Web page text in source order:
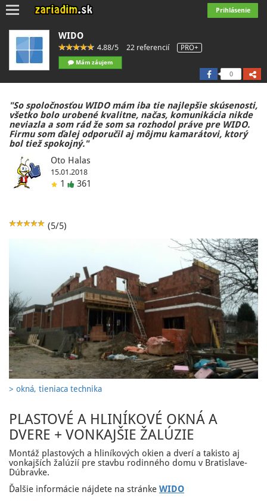
Prihlásenie
Toggle
WIDO
4.88/5 22 referencií PRO+
0
Mám záujem
"So spoločnosťou WIDO mám iba tie najlepšie skúsenosti,
všetko bolo urobené kvalitne, načas, komunikácia nikde
neviazla a som rád že som sa rozhodol práve pre WIDO.
Firmu som ďalej odporučil aj môjmu kamarátovi, ktorý
bol tiež spokojný."
Oto Halas
15.01.2018
1 361
(5/5)
> okná, tieniaca technika
PLASTOVÉ A HLINÍKOVÉ OKNÁ A
DVERE + VONKAJŠIE ŽALÚZIE
Montáž plastových a hliníkových okien a dverí a takisto aj
vonkajších žalúzií pre stavbu rodinného domu v Bratislave-
Dúbravke.
Ďalšie informácie nájdete na stránke WIDO